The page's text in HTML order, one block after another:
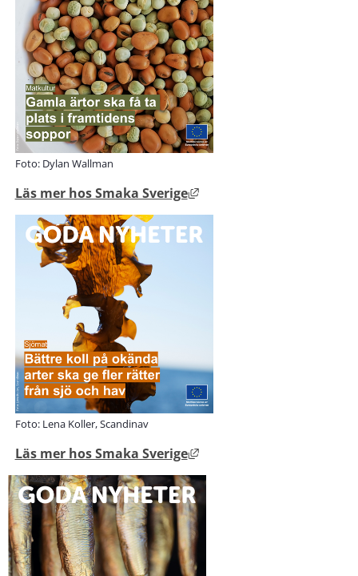
Foto: Dylan Wallman
Läs mer hos Smaka Sverige Länk till annan
Foto: Lena Koller, Scandinav
Läs mer hos Smaka Sverige Länk till annan